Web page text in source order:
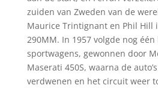
zuiden van Zweden van de
Maurice Trintignant en Phil Hill
290MM. In 1957 volgde nog één
sportwagens, gewonnen door
Maserati 450S, waarna de
verdwenen en het circuit weer